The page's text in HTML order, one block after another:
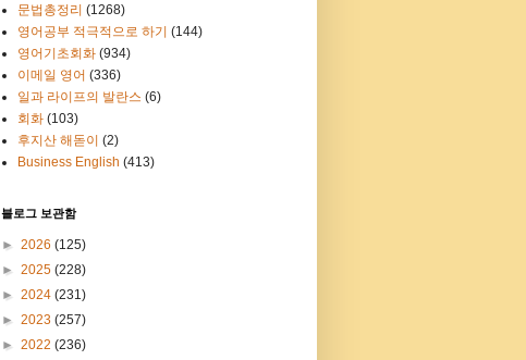
문법총정리 (1268)
영어공부 적극적으로 하기 (144)
영어기초회화 (934)
이메일 영어 (336)
일과 라이프의 발란스 (6)
회화 (103)
후지산 해돋이 (2)
Business English (413)
블로그 보관함
► 2026 (125)
► 2025 (228)
► 2024 (231)
► 2023 (257)
► 2022 (236)